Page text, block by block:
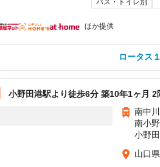
ほか提供
ロータス
小野田港駅より徒歩6分 築10年1ヶ月 2
南中
南小
小野
山口